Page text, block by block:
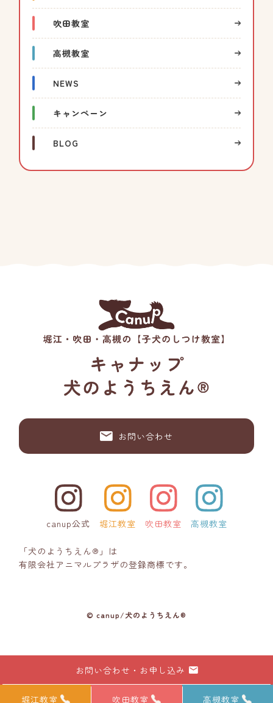
吹田教室
高槻教室
NEWS
キャンペーン
BLOG
お問い合わせ
canup公式 堀江教室 吹田教室 高槻教室
「犬のようちえん®」は
有限会社アニマルプラザの登録商標です。
© canup/犬のようちえん®
お問い合わせ・お申し込み
堀江教室 吹田教室 高槻教室